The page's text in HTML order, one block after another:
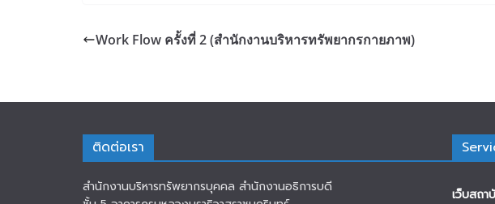
Work Flow ครั้งที่ 2 (สำนักงานบริหารทรัพยากรกายภาพ)
ติดต่อเรา
สำนักงานบริหารทรัพยากรบุคคล สำนักงานอธิการบดี
เว็บสถา